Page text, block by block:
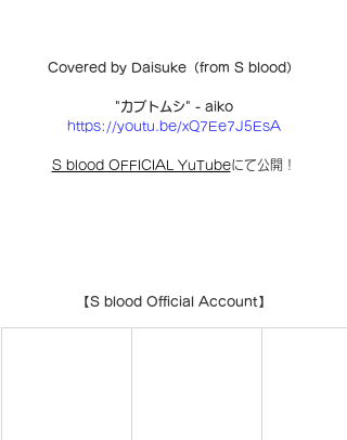
Covered by Daisuke（from S blood）
"カブトムシ" - aiko
https://youtu.be/xQ7Ee7J5EsA
S blood OFFICIAL YuTubeにて公開！
【S blood Official Account】